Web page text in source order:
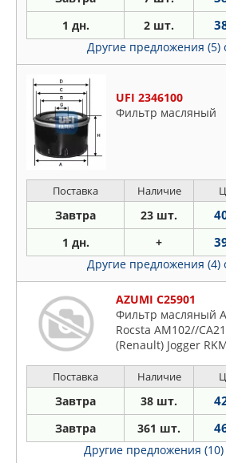
1 дн. 2 шт.
Другие предложения (5)
UFI 2346100
Фильтр масляный
Поставка Наличие
Завтра 23 шт.
1 дн. +
Другие предложения (4)
AZUMI C25901
Фильтр масляный
Rocsta AM102//
(Renault) Jogger
ET (2006-2009)/
RHD (2011-2014)/
RHD/CT51/CU41
LHD (2014-
Поставка Наличие
Завтра 38 шт.
Завтра 361 шт.
Другие предложения (10)